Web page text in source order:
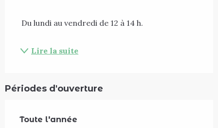
Du lundi au vendredi de 12 à 14 h.
Lire la suite
Périodes d'ouverture
Toute l'année
Toute l'année